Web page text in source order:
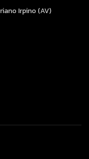
Irpino (AV)